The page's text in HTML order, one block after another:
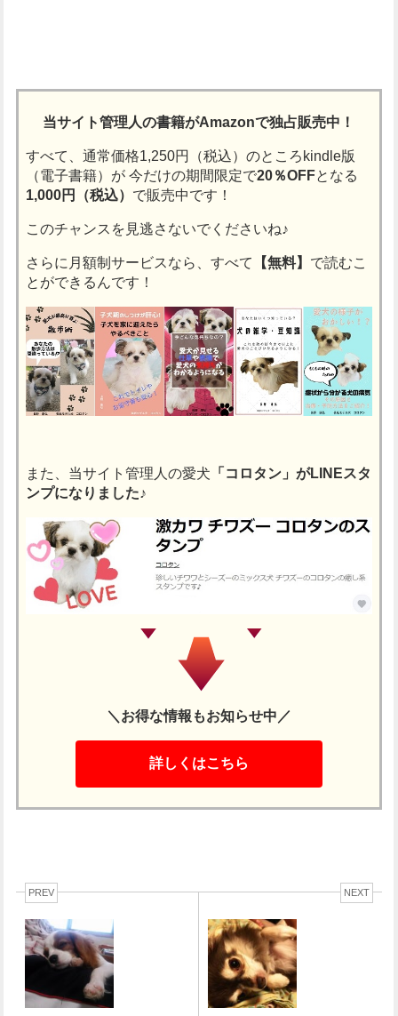
当サイト管理人の書籍がAmazonで独占販売中！
すべて、通常価格1,250円（税込）のところkindle版
（電子書籍）が今だけの期間限定で20％OFFとなる
1,000円（税込） で販売中です！
このチャンスを見逃さないでくださいね♪
さらに月額制サービスなら、すべて 【無料】 で読むこ
とができるんです！
また、当サイト管理人の愛犬 「コロタン」がLINEスタ
ンプになりました♪
＼お得な情報もお知らせ中／
詳しくはこちら
PREV NEXT